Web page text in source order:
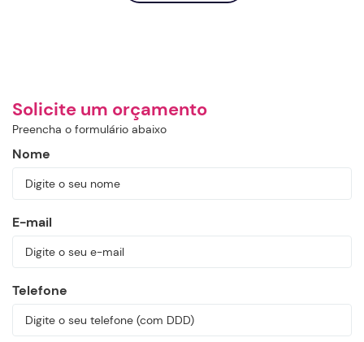
Solicite um orçamento
Preencha o formulário abaixo
Nome
E-mail
Telefone